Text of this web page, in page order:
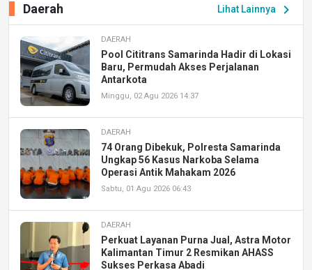
Lihat Lainnya chevron_right
Daerah
DAERAH
Pool Cititrans Samarinda Hadir di Lokasi
Baru, Permudah Akses Perjalanan
Antarkota
Minggu, 02 Agu 2026 14:37
DAERAH
74 Orang Dibekuk, Polresta Samarinda
Ungkap 56 Kasus Narkoba Selama
Operasi Antik Mahakam 2026
Sabtu, 01 Agu 2026 06:43
DAERAH
Perkuat Layanan Purna Jual, Astra Motor
Kalimantan Timur 2 Resmikan AHASS
Sukses Perkasa Abadi